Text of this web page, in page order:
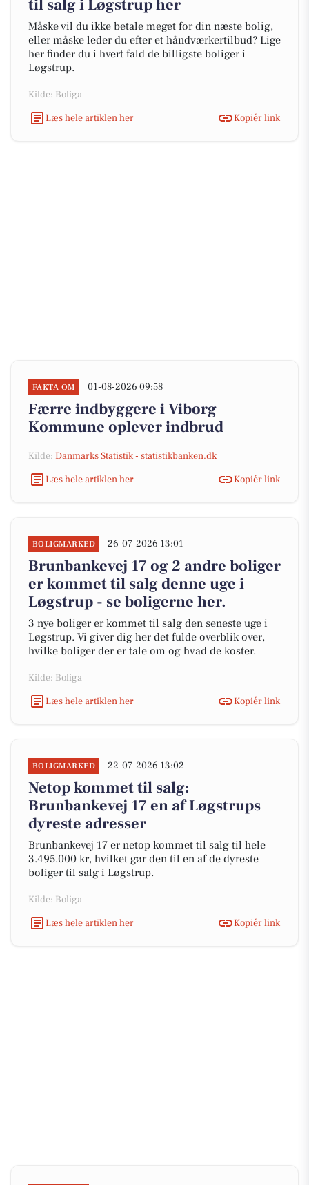
til salg i Løgstrup her
Måske vil du ikke betale meget for din næste bolig,
eller måske leder du efter et håndværkertilbud? Lige
her finder du i hvert fald de billigste boliger i
Løgstrup.
Kilde: Boliga
Læs hele artiklen her
Kopiér link
FAKTA OM 01-08-2026 09:58
Færre indbyggere i Viborg
Kommune oplever indbrud
Kilde: Danmarks Statistik - statistikbanken.dk
Læs hele artiklen her
Kopiér link
BOLIGMARKED 26-07-2026 13:01
Brunbankevej 17 og 2 andre boliger
er kommet til salg denne uge i
Løgstrup - se boligerne her.
3 nye boliger er kommet til salg den seneste uge i
Løgstrup. Vi giver dig her det fulde overblik over,
hvilke boliger der er tale om og hvad de koster.
Kilde: Boliga
Læs hele artiklen her
Kopiér link
BOLIGMARKED 22-07-2026 13:02
Netop kommet til salg:
Brunbankevej 17 en af Løgstrups
dyreste adresser
Brunbankevej 17 er netop kommet til salg til hele
3.495.000 kr, hvilket gør den til en af de dyreste
boliger til salg i Løgstrup.
Kilde: Boliga
Læs hele artiklen her
Kopiér link